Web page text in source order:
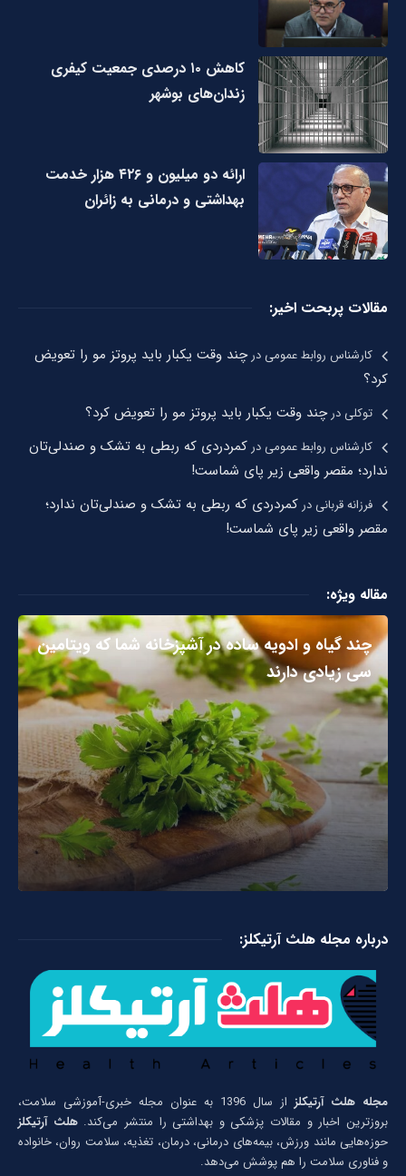
کاهش ۱۰ درصدی جمعیت کیفری
زندان‌های بوشهر
ارائه دو میلیون و ۴۲۶ هزار خدمت
بهداشتی و درمانی به زائران
مقالات پربحت اخیر:
کارشناس روابط عمومیدرچند وقت یکبار باید پروتز مو را تعویض
کرد؟
توکلیدرچند وقت یکبار باید پروتز مو را تعویض کرد؟
کارشناس روابط عمومیدر کمردردی که ربطی به تشک و صندلی‌تان
ندارد؛ مقصر واقعی زیر پای شماست!
فرزانه قربانیدر کمردردی که ربطی به تشک و صندلی‌تان ندارد؛
مقصر واقعی زیر پای شماست!
مقاله ویژه:
چند گیاه و ادویه ساده در آشپزخانه شما که ویتامین
سی زیادی دارند
درباره مجله هلث آرتیکلز:
مجله هلث آرتیکلز
از سال 1396 به عنوان مجله خبری-آموزشی سلامت،
بروزترین اخبار و مقالات پزشکی و بهداشتی را منتشر می‌کند.هلث آرتیکلز
حوزه‌هایی مانند ورزش، بیمه‌های درمانی، درمان، تغذیه، سلامت روان، خانواده
و فناوری سلامت را هم پوشش می‌دهد.